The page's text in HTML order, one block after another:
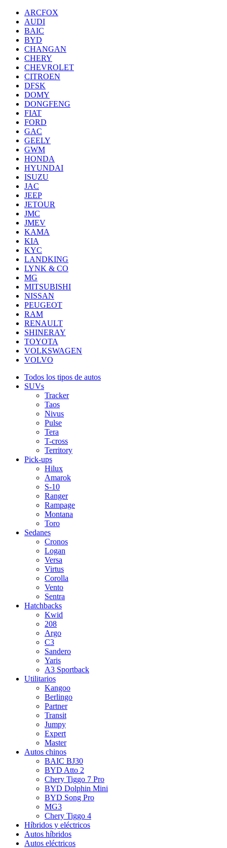
ARCFOX
AUDI
BAIC
BYD
CHANGAN
CHERY
CHEVROLET
CITROEN
DFSK
DOMY
DONGFENG
FIAT
FORD
GAC
GEELY
GWM
HONDA
HYUNDAI
ISUZU
JAC
JEEP
JETOUR
JMC
JMEV
KAMA
KIA
KYC
LANDKING
LYNK & CO
MG
MITSUBISHI
NISSAN
PEUGEOT
RAM
RENAULT
SHINERAY
TOYOTA
VOLKSWAGEN
VOLVO
Todos los tipos de autos
SUVs
Tracker
Taos
Nivus
Pulse
Tera
T-cross
Territory
Pick-ups
Hilux
Amarok
S-10
Ranger
Rampage
Montana
Toro
Sedanes
Cronos
Logan
Versa
Virtus
Corolla
Vento
Sentra
Hatchbacks
Kwid
208
Argo
C3
Sandero
Yaris
A3 Sportback
Utilitarios
Kangoo
Berlingo
Partner
Transit
Jumpy
Expert
Master
Autos chinos
BAIC BJ30
BYD Atto 2
Chery Tiggo 7 Pro
BYD Dolphin Mini
BYD Song Pro
MG3
Chery Tiggo 4
Híbridos y eléctricos
Autos híbridos
Autos eléctricos